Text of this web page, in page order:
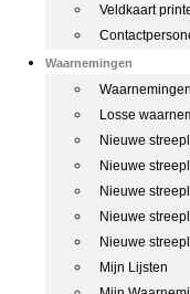
Veldkaart
Waarnemingen
Waarnemingen
Losse
Nieuwe
Nieuwe
Nieuwe
Nieuwe
Nieuwe
Mijn Lijsten